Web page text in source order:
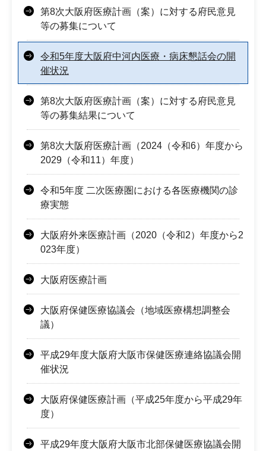
第8次大阪府医療計画（案）に対する府民意見
等の募集について
令和5年度大阪府中河内医療・病床懇話会の開
催状況
第8次大阪府医療計画（案）に対する府民意見
等の募集結果について
第8次大阪府医療計画（2024（令和6）年度から
2029（令和11）年度）
令和5年度 二次医療圏における各医療機関の診
療実態
大阪府外来医療計画（2020（令和2）年度から2
023年度）
大阪府医療計画
大阪府保健医療協議会（地域医療構想調整会
議）
平成29年度大阪府大阪市保健医療連絡協議会開
催状況
大阪府保健医療計画（平成25年度から平成29年
度）
平成29年度大阪府大阪市北部保健医療協議会開